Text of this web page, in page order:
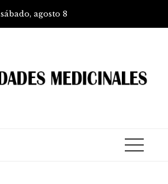
sábado, agosto 8